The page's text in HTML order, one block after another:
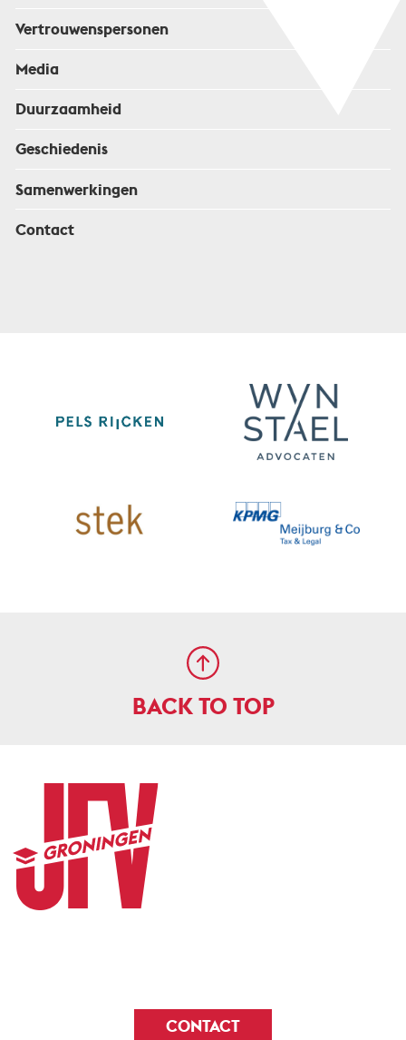
Vertrouwenspersonen
Media
Duurzaamheid
Geschiedenis
Samenwerkingen
Contact
BACK TO TOP
CONTACT